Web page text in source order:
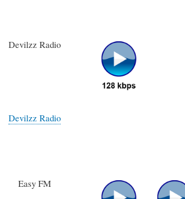
Devilzz Radio
Devilzz Radio
Easy FM